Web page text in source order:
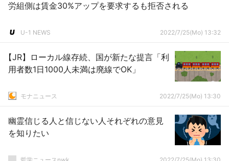
労組側は賃金30%アップを要求するも拒否される
U-1 NEWS 2022/7/25(Mo) 13:32
【JR】ローカル線存続、国が新たな提言「利
用者数1日1000人未満は廃線でOK」
モナニュース 2022/7/25(Mo) 13:30
幽霊信じる人と信じない人それぞれの意見
を知りたい